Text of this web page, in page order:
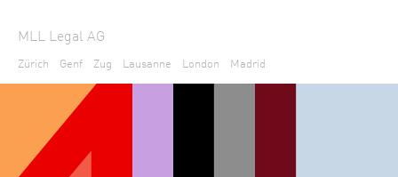
MLL Legal AG
Zürich Genf Zug Lausanne London Madrid